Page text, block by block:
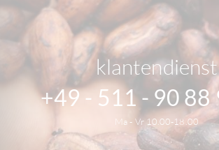
klantendienst
+49 - 511 - 90 88
Ma - Vr 10.00-18.00